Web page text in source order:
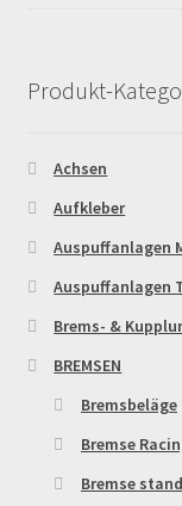
MALCOR
Mein Konto
Member Directory
MERCHANDISE
My Account
Produkt-
Achsen
Aufkleber
Auspuffanlagen
Auspuffanlagen
Brems- &
BREMSEN
Bremsbeläge
Bremse
Bremse